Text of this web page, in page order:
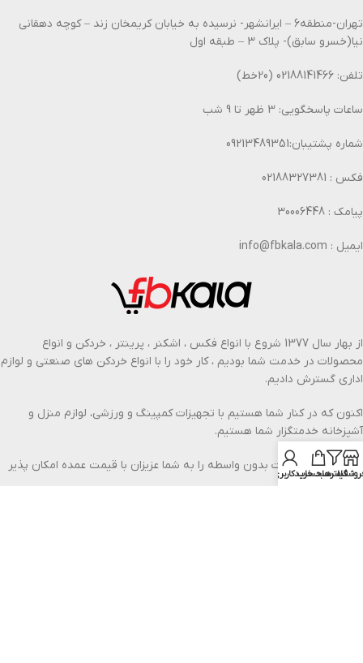
تهران-منطقه6 – ایرانشهر- نرسیده به خیابان کریمخان زند – کوچه دهقانی
نیا(خسرو سابق)- پلاک 3 – طبقه اول
تلفن: 02188141466 (20خط)
ساعات پاسخگویی: 3 ظهر تا 9 شب
شماره پشتیبان:09213489351
فکس : 02188327381
پیامک : 30006448
ایمیل : info@fbkala.com
از بهار سال 1377 شروع با انواع فکس ، اشکنر ، پرینتر ، خردکن و انواع
محصولات در خدمت شما بودیم ، کار خود را با انواع خردکن های صنعتی و لوازم
اداری گسترش دادیم.
اکنون که در کنار شما هستیم با تجهیزات کمپینگ و ورزشی، لوازم منزل و
آشپزخانه خدمتگزار شما هستیم.
ما فروش محصولات بدون واسطه را به شما عزیزان با قیمت عمده امکان پذیر
کرده ایم.
فیلترهاسبد خرید
حساب کاربری من